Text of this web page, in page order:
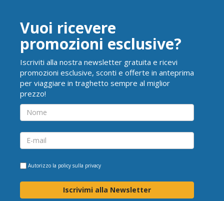
Vuoi ricevere
promozioni esclusive?
Iscriviti alla nostra newsletter gratuita e ricevi
promozioni esclusive, sconti e offerte in anteprima
per viaggiare in traghetto sempre al miglior
prezzo!
Autorizzo la policy sulla privacy
Iscrivimi alla Newsletter